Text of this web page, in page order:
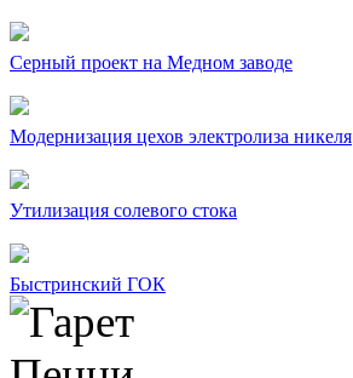
Серный проект на Медном заводе
Модернизация цехов электролиза никеля
Утилизация солевого стока
Быстринский ГОК